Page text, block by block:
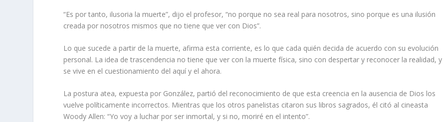
“Es por tanto, ilusoria la muerte”, dijo el profesor, “no porque no sea real para nosotros, sino porque es una ilusión
creada por nosotros mismos que no tiene que ver con Dios”.
Lo que sucede a partir de la muerte, afirma esta corriente, es lo que cada quién decida de acuerdo con su evolución
personal. La idea de trascendencia no tiene que ver con la muerte física, sino con despertar y reconocer la realidad, y
se vive en el cuestionamiento del aquí y el ahora.
La postura atea, expuesta por González, partió del reconocimiento de que esta creencia en la ausencia de Dios los
vuelve políticamente incorrectos. Mientras que los otros panelistas citaron sus libros sagrados, él citó al cineasta
Woody Allen: “Yo voy a luchar por ser inmortal, y si no, moriré en el intento”.